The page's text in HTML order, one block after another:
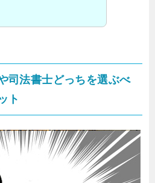
司法書士どっちを選ぶべ
ト